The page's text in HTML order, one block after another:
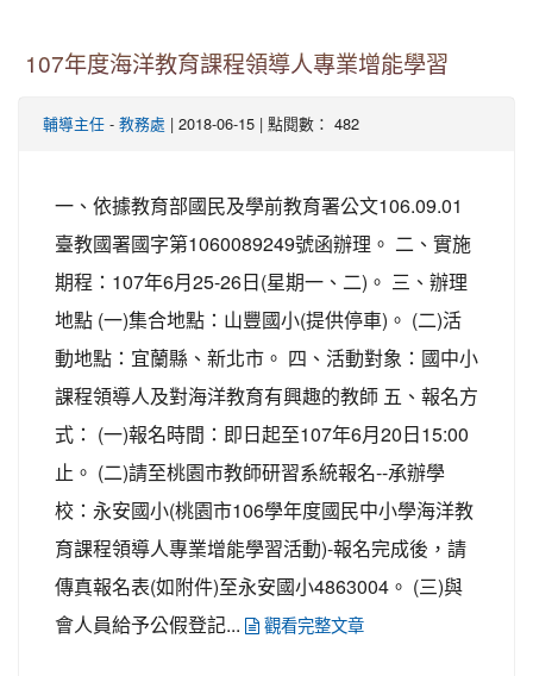
107年度海洋教育課程領導人專業增能學習
輔導主任 - 教務處 | 2018-06-15 | 點閱數： 482
一、依據教育部國民及學前教育署公文106.09.01
臺教國署國字第1060089249號函辦理。 二、實施
期程：107年6月25-26日(星期一、二)。 三、辦理
地點 (一)集合地點：山豐國小(提供停車)。 (二)活
動地點：宜蘭縣、新北市。 四、活動對象：國中小
課程領導人及對海洋教育有興趣的教師 五、報名方
式： (一)報名時間：即日起至107年6月20日15:00
止。 (二)請至桃園市教師研習系統報名--承辦學
校：永安國小(桃園市106學年度國民中小學海洋教
育課程領導人專業增能學習活動)-報名完成後，請
傳真報名表(如附件)至永安國小4863004。 (三)與
會人員給予公假登記...
觀看完整文章